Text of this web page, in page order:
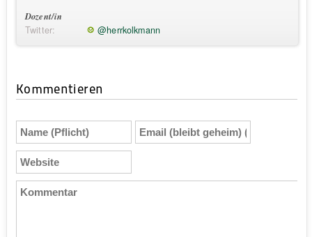
Dozent/in
Twitter:
@herrkolkmann
Kommentieren
Name
(Pflicht)
Email
(bleibt
Website
Kommentar